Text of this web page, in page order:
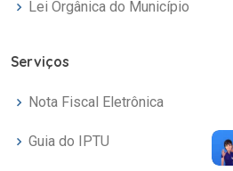
Lei Orgânica do Município
Serviços
Nota Fiscal Eletrônica
Guia do IPTU